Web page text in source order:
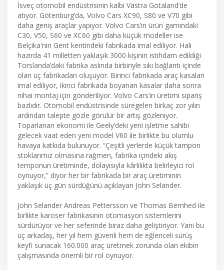
İsveç otomobil endüstrisinin kalbi Västra Götaland’de
atıyor. Götenburg’da, Volvo Cars XC90, S80 ve V70 gibi
daha geniş araçlar yapıyor. Volvo Cars’ın ürün gamındaki
C30, V50, S60 ve XC60 gibi daha küçük modeller ise
Belçika'nın Gent kentindeki fabrikada imal ediliyor. Hali
hazırda 41 milletten yaklaşık 3000 kişinin istihdam edildiği
Torslanda’daki fabrika aslında birbiriyle sıkı bağlantı içinde
olan üç fabrikadan oluşuyor. Birinci fabrikada araç kasaları
imal ediliyor, ikinci fabrikada boyanan kasalar daha sonra
nihai montaj için gönderiliyor. Volvo Cars’ın üretimi sipariş
bazlıdır. Otomobil endüstrisinde süregelen birkaç zor yılın
ardından talepte gözle görülür bir artış gözleniyor.
Toparlanan ekonomi ile Geely’deki yeni işletme sahibi
gelecek vaat eden yeni model V60 ile birlikte bu olumlu
havaya katkıda bulunuyor. “Çeşitli yerlerde küçük tampon
stoklarımız olmasına rağmen, fabrika içindeki akış
temponun üretiminde, dolayısıyla kârlılıkta belirleyici rol
oynuyor,” diyor her bir fabrikada bir araç üretiminin
yaklaşık üç gün sürdüğünü açıklayan John Selander.
John Selander Andreas Pettersson ve Thomas Bernhed ile
birlikte karoser fabrikasının otomasyon sistemlerini
sürdürüyor ve her seferinde biraz daha geliştiriyor. Yani bu
üç arkadaş, her yıl hem güvenli hem de eğlenceli sürüş
keyfi sunacak 160.000 araç üretmek zorunda olan ekibin
çalışmasında önemli bir rol oynuyor.